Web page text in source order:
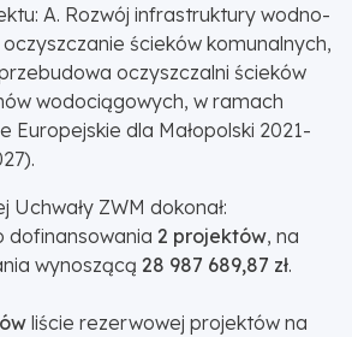
A. Rozwój infrastruktury wodno-
ścieków komunalnych,
oczyszczalni ścieków
wodociągowych, w ramach
Europejskie dla Małopolski 2021-
ZWM dokonał:
dofinansowania 2 projektów, na
wynoszącą 28 987 689,87 zł.
liście rezerwowej projektów na